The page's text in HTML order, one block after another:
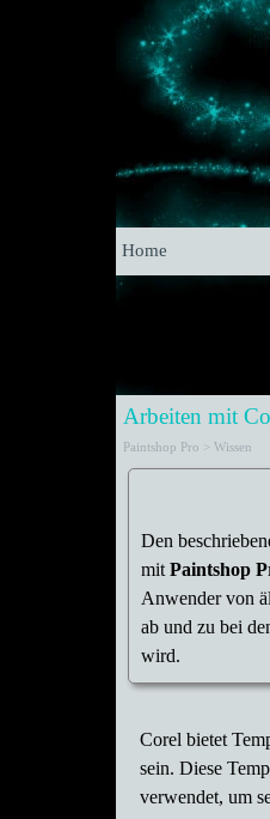
Home
Arbeiten mit
Paintshop Pro > Wissen
Den
mitPaintshop
Anwender von
ab und zu bei
wird.
Corel bietet
sein. Diese
verwendet, um